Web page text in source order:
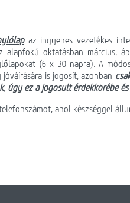
az ingyenes vezetékes
oktatásban március,
(6 x 30 napra). A
is jogosít, azonban
, úgy ez a jogosult érdekkörébe
ahol készséggel